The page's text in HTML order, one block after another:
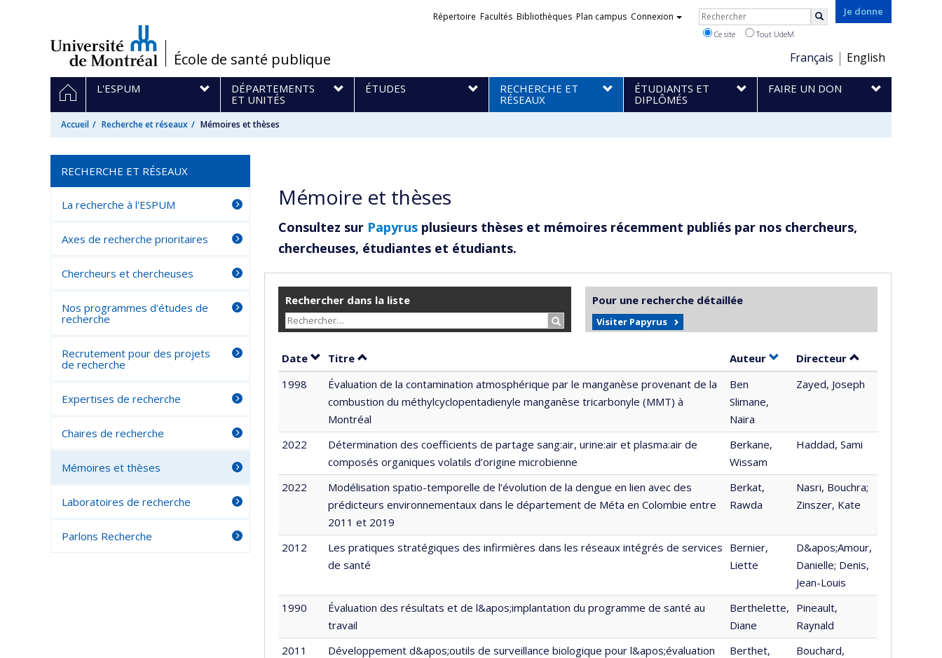
/École de santé publique
Je donne
Choix
de
la
langue
Français English
Liens
Répertoire Facultés Bibliothèques Plan campus Connexion Rechercher
Ce site Tout UdeM
Navigation
principale
ACCUEIL
L'ESPUM
DÉPARTEMENTS
ET UNITÉS
ÉTUDES
RECHERCHE ET
RÉSEAUX
ÉTUDIANTS ET
DIPLÔMÉS
FAIRE UN DON
Accueil Recherche et réseaux Mémoires et thèses
Mémoire et thèses
Consultez sur Papyrus plusieurs thèses et mémoires récemment publiés par nos chercheurs,
chercheuses, étudiantes et étudiants.
Rechercher dans la liste
Rechercher…
Pour une recherche détaillée
Visiter Papyrus
Date Trier par date en ordre croissant
Titre Trier par titre en ordre croissant Auteur Trier par auteur en ordre
Directeur par contributeur
1998
Évaluation de la contamination atmosphérique par le manganèse provenant de la
combustion du méthylcyclopentadienyle manganèse tricarbonyle (MMT) à
Montréal
Ben
Slimane,
Naira
Zayed, Joseph
2022
Détermination des coefficients de partage sang:air, urine:air et plasma:air de
composés organiques volatils d’origine microbienne
Berkane,
Wissam
Haddad, Sami
2022
Modélisation spatio-temporelle de l’évolution de la dengue en lien avec des
prédicteurs environnementaux dans le département de Méta en Colombie entre
2011 et 2019
Berkat,
Rawda
Nasri, Bouchra;
Zinszer, Kate
2012
Les pratiques stratégiques des infirmières dans les réseaux intégrés de services
de santé
Bernier,
Liette
D&apos;Amour,
Danielle; Denis,
Jean-Louis
1990
Évaluation des résultats et de l&apos;implantation du programme de santé au
travail
Berthelette,
Diane
Pineault,
Raynald
2011
Développement d&apos;outils de surveillance biologique pour l&apos;évaluation
Berthet,
Bouchard,
RECHERCHE ET RÉSEAUX
La recherche à l'ESPUM
Axes de recherche prioritaires
Chercheurs et chercheuses
Nos programmes d'études de
recherche
Recrutement pour des projets
de recherche
Expertises de recherche
Chaires de recherche
Mémoires et thèses
Laboratoires de recherche
Parlons Recherche